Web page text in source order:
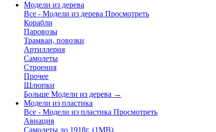
Модели из дерева
Все - Модели из дерева Просмотреть
Корабли
Паровозы
Трамваи, повозки
Артиллерия
Самолеты
Строения
Прочее
Шлюпки
Больше Модели из дерева →
Модели из пластика
Все - Модели из пластика Просмотреть
Авиация
Самолеты до 1918г. (1МВ)